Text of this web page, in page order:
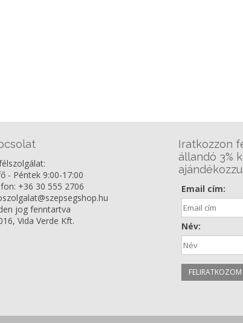
- Péntek 9:00-17:00
+36 30 555 2706
jog fenntartva
Vida Verde Kft.
Iratkozzon
állandó 3%
Email cím:
Név: